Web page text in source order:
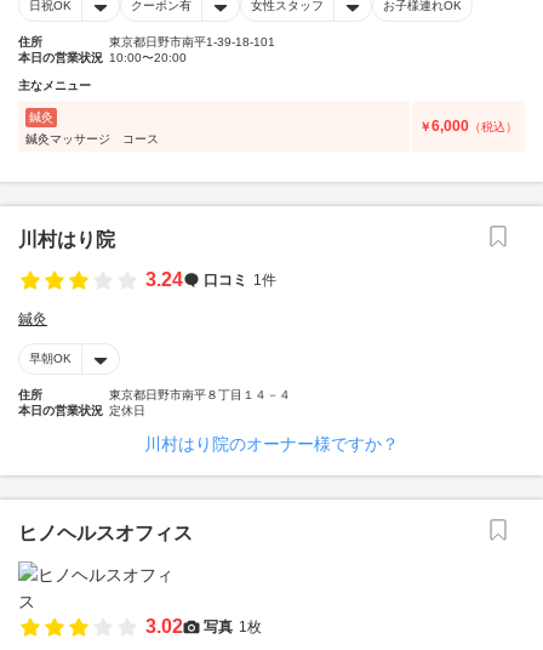
日祝OK クーポン有 女性スタッフ お子様連れOK
住所
東京都日野市南平1-39-18-101
本日の営業状況 10:00〜20:00
主なメニュー
鍼灸
鍼灸マッサージ コース
￥6,000 （税込）
川村はり院
3.24
口コミ 1件
鍼灸
早朝OK
住所
東京都日野市南平８丁目１４－４
本日の営業状況 定休日
川村はり院のオーナー様ですか？
ヒノヘルスオフィス
3.02 写真 1枚